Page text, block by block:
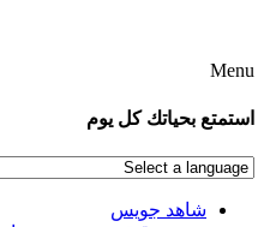
Menu
استمتع بحياتك كل يوم
شاهد جويس